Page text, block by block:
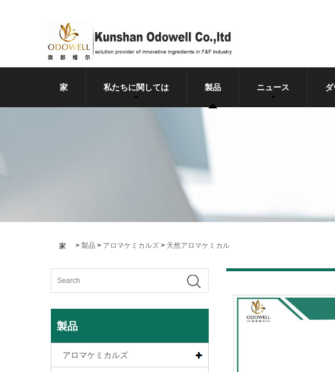
家 私たちに関しては 製品 ニュース
家 > 製品 > アロマケミカルズ > 天然アロマケミカル
製品
アロマケミカルズ